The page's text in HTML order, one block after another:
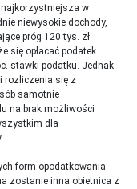
najkorzystniejsza w
niewysokie dochody,
próg 120 tys. zł
się opłacać podatek
stawki podatku. Jednak
rozliczenia się z
samotnie
na brak możliwości
dla
form opodatkowania
zostanie inna obietnica z